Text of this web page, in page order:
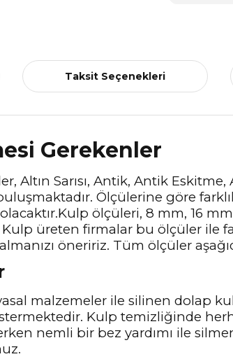
Taksit Seçenekleri
Gerekenler
Altın Sarısı, Antik, Antik
Ölçülerine göre
ölçüleri, 8 mm, 16
üreten firmalar bu ölçüler ile
öneririz. Tüm ölçüler
malzemeler ile silinen dolap
Kulp temizliğinde
nemli bir bez yardımı ile